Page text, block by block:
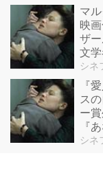
マ
映
ザ
文
シネ
『
ス
ー
『
シネ